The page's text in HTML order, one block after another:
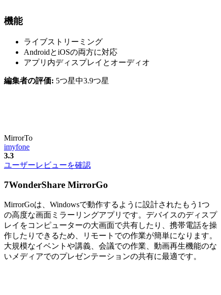
機能
ライブストリーミング
AndroidとiOSの両方に対応
アプリ内ディスプレイとオーディオ
編集者の評価: 5つ星中3.9つ星
MirrorTo
imyfone
3.3
ユーザーレビューを確認
7WonderShare MirrorGo
MirrorGoは、Windowsで動作するように設計されたもう1つ
の高度な画面ミラーリングアプリです。デバイスのディスプ
レイをコンピューターの大画面で共有したり、携帯電話を操
作したりできるため、リモートでの作業が簡単になります。
大規模なイベントや講義、会議での作業、動画再生機能のな
いメディアでのプレゼンテーションの共有に最適です。